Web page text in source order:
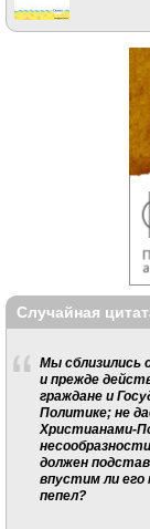
Случайная
Мы сблизились
и прежде
граждане и
Политике; не
Христианами-
должен
впустим ли его
пепел?